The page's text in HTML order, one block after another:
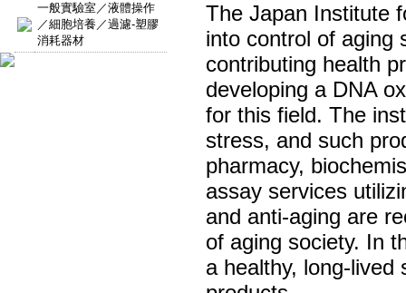
一般實驗室／液體操作
／細胞培養／過濾-塑膠
消耗器材
The Japan Institute
into control of aging
contributing health
developing a DNA
for this field. The
stress, and such
pharmacy,
assay services
and anti-aging are
of aging society. In
a healthy, long-lived